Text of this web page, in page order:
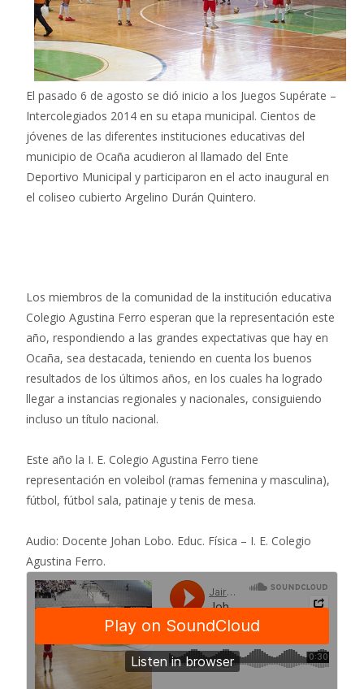
El pasado 6 de agosto se dió inicio a los Juegos Supérate –
Intercolegiados 2014 en su etapa municipal. Cientos de
jóvenes de las diferentes instituciones educativas del
municipio de Ocaña acudieron al llamado del Ente
Deportivo Municipal y participaron en el acto inaugural en
el coliseo cubierto Argelino Durán Quintero.
Los miembros de la comunidad de la institución educativa
Colegio Agustina Ferro esperan que la representación este
año, respondiendo a las grandes expectativas que hay en
Ocaña, sea destacada, teniendo en cuenta los buenos
resultados de los últimos años, en los cuales ha logrado
llegar a instancias regionales y nacionales, consiguiendo
incluso un título nacional.
Este año la I. E. Colegio Agustina Ferro tiene
representación en voleibol (ramas femenina y masculina),
fútbol, fútbol sala, patinaje y tenis de mesa.
Audio: Docente Johan Lobo. Educ. Física – I. E. Colegio
Agustina Ferro.